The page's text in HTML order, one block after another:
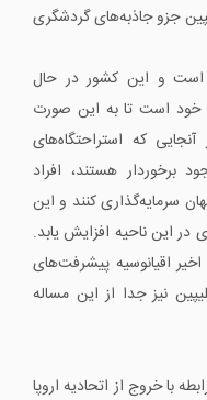
جزو جاذبه‌های گردشگری
است و این کشور در حال
خود است تا به این صورت
که استراحتگاه‌های
برخوردار هستند، افراد
سرمایه‌گذاری کنند و این
این ناحیه افزایش یابد.
اقیانوسیه پیشرفت‌های
نیز جدا از این مساله
با خروج از اتحادیه اروپا